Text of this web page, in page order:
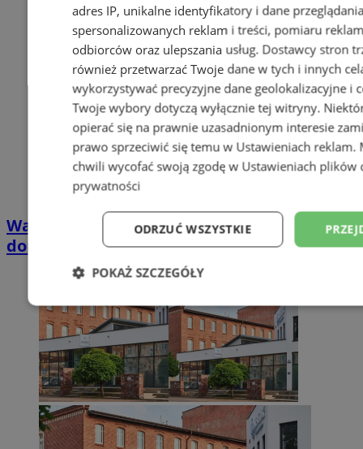
Wakacyjny wypoczynek nad Bałtykiem w
domkach Szmaragdowe Morze
adres IP, unikalne identyfikatory i dane
spersonalizowanych reklam i treści, pomiaru
odbiorców oraz ulepszania usług. Dostawcy stron
również przetwarzać Twoje dane w tych i innych
wykorzystywać precyzyjne dane geolokalizacyjne i
Twoje wybory dotyczą wyłącznie tej witryny.
opierać się na prawnie uzasadnionym interesie
prawo sprzeciwić się temu w Ustawieniach reklam.
chwili wycofać swoją zgodę w Ustawieniach plików
prywatności
ODRZUĆ WSZYSTKIE
POKAŻ SZCZEGÓŁY
Niezbędne Wydajność
Niesklasyfikowane